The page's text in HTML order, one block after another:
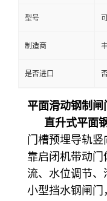
型号
制造商
是否进口
平面滑动钢制闸
直升式平面
门槽预埋导轨
靠启闭机带动
流、水位调节
小型挡水钢闸门